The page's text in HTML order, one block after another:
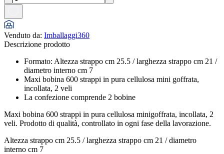
Venduto da: Imballaggi360
Descrizione prodotto
Formato: Altezza strappo cm 25.5 / larghezza strappo cm 21 /
diametro interno cm 7
Maxi bobina 600 strappi in pura cellulosa mini goffrata,
incollata, 2 veli
La confezione comprende 2 bobine
Maxi bobina 600 strappi in pura cellulosa minigoffrata, incollata, 2
veli. Prodotto di qualità, controllato in ogni fase della lavorazione.
Altezza strappo cm 25.5 / larghezza strappo cm 21 / diametro
interno cm 7